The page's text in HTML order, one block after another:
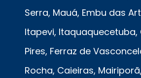
Serra, Mauá, Embu das
Itapevi, Itaquaquecetuba,
Pires, Ferraz de
Rocha, Caieiras,